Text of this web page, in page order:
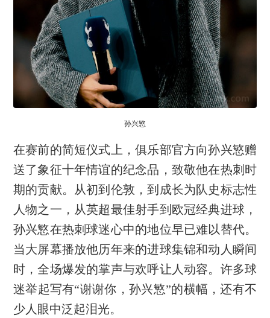
孙兴慜
在赛前的简短仪式上，俱乐部官方向孙兴慜赠
送了象征十年情谊的纪念品，致敬他在热刺时
期的贡献。从初到伦敦，到成长为队史标志性
人物之一，从英超最佳射手到欧冠经典进球，
孙兴慜在热刺球迷心中的地位早已难以替代。
当大屏幕播放他历年来的进球集锦和动人瞬间
时，全场爆发的掌声与欢呼让人动容。许多球
迷举起写有“谢谢你，孙兴慜”的横幅，还有不
少人眼中泛起泪光。